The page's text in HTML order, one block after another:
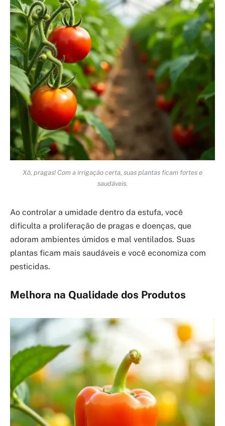
Xô, pragas! Com a irrigação certa, suas plantas ficam fortes e
saudáveis.
Ao controlar a umidade dentro da estufa, você
dificulta a proliferação de pragas e doenças, que
adoram ambientes úmidos e mal ventilados. Suas
plantas ficam mais saudáveis e você economiza com
pesticidas.
Melhora na Qualidade dos Produtos